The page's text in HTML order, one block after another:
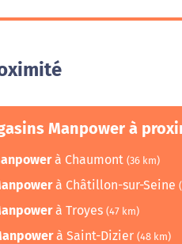
Manpower à
à Chaumont (36 km)
à Châtillon-sur-Seine
à Troyes (47 km)
à Saint-Dizier (48 km)